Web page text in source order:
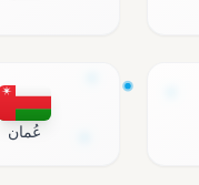
عُمان